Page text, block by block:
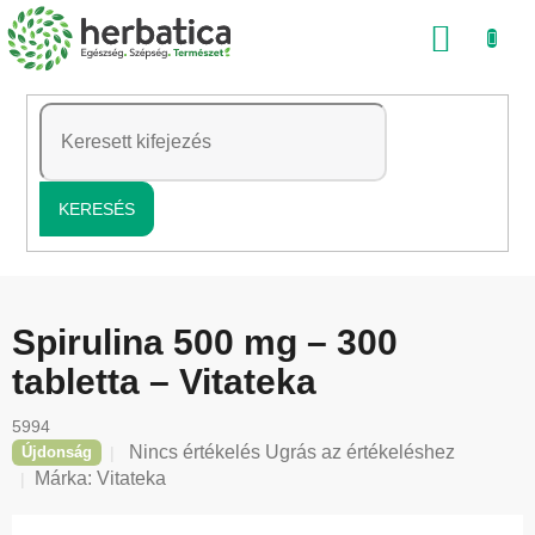
Ugrás
a
tartalomhoz
KERESÉS
Spirulina 500 mg – 300
tabletta – Vitateka
5994
Újdonság
A
termék
Nincs értékelés Ugrás az értékeléshez
Márka: Vitateka